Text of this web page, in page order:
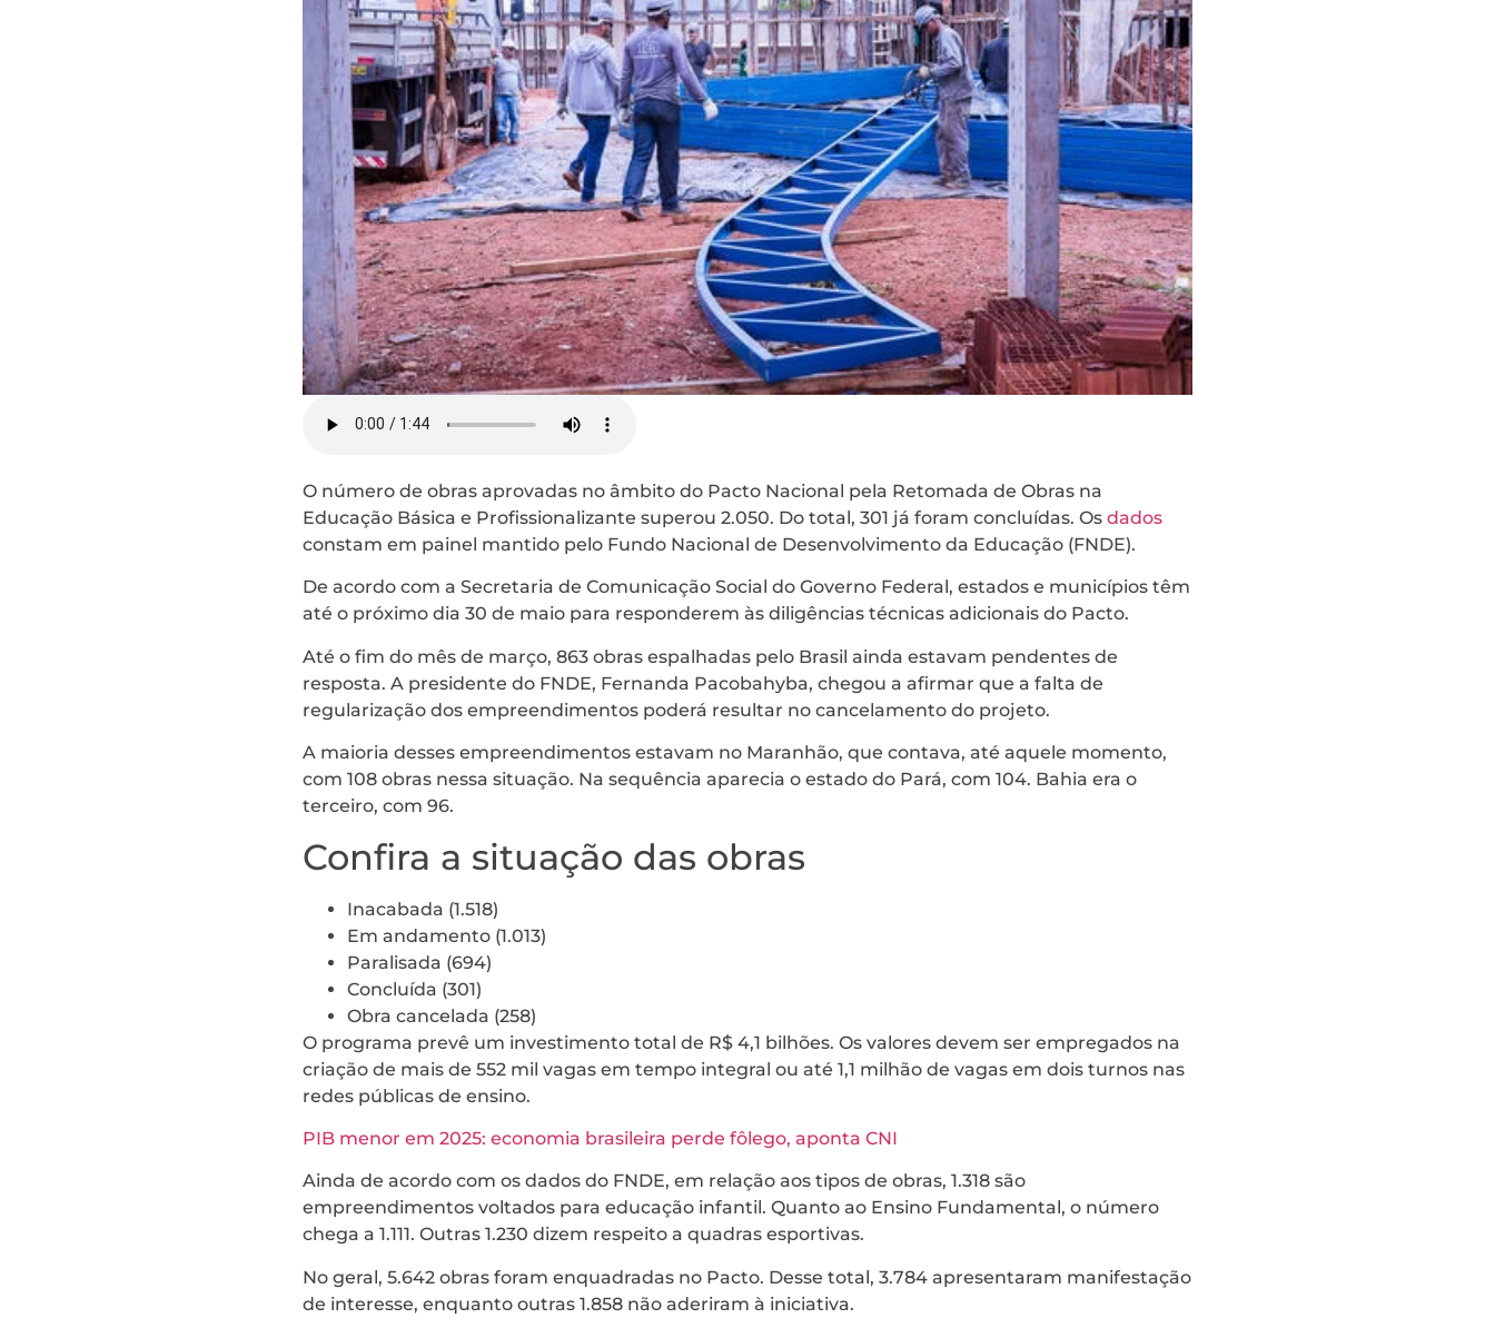
O número de obras aprovadas no âmbito do Pacto Nacional pela Retomada de Obras na
Educação Básica e Profissionalizante superou 2.050. Do total, 301 já foram concluídas. Os dados
constam em painel mantido pelo Fundo Nacional de Desenvolvimento da Educação (FNDE).
De acordo com a Secretaria de Comunicação Social do Governo Federal, estados e municípios têm
até o próximo dia 30 de maio para responderem às diligências técnicas adicionais do Pacto.
Até o fim do mês de março, 863 obras espalhadas pelo Brasil ainda estavam pendentes de
resposta. A presidente do FNDE, Fernanda Pacobahyba, chegou a afirmar que a falta de
regularização dos empreendimentos poderá resultar no cancelamento do projeto.
A maioria desses empreendimentos estavam no Maranhão, que contava, até aquele momento,
com 108 obras nessa situação. Na sequência aparecia o estado do Pará, com 104. Bahia era o
terceiro, com 96.
Confira a situação das obras
Inacabada (1.518)
Em andamento (1.013)
Paralisada (694)
Concluída (301)
Obra cancelada (258)
O programa prevê um investimento total de R$ 4,1 bilhões. Os valores devem ser empregados na
criação de mais de 552 mil vagas em tempo integral ou até 1,1 milhão de vagas em dois turnos nas
redes públicas de ensino.
PIB menor em 2025: economia brasileira perde fôlego, aponta CNI
Ainda de acordo com os dados do FNDE, em relação aos tipos de obras, 1.318 são
empreendimentos voltados para educação infantil. Quanto ao Ensino Fundamental, o número
chega a 1.111. Outras 1.230 dizem respeito a quadras esportivas.
No geral, 5.642 obras foram enquadradas no Pacto. Desse total, 3.784 apresentaram manifestação
de interesse, enquanto outras 1.858 não aderiram à iniciativa.